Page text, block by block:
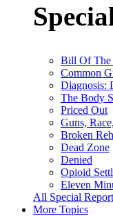
Bill Of The
Common
Diagnosis:
The Body
Priced Out
Guns,
Broken
Dead Zone
Denied
Opioid
Eleven
All Special
More Topics